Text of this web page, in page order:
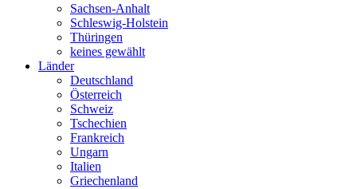
Sachsen-Anhalt
Schleswig-Holstein
Thüringen
keines gewählt
Länder
Deutschland
Österreich
Schweiz
Tschechien
Frankreich
Ungarn
Italien
Griechenland